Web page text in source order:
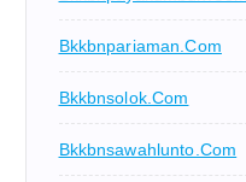
Bkkbnpariaman.com
Bkkbnsolok.com
Bkkbnsawahlunto.com